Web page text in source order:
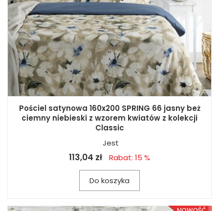
Pościel satynowa 160x200 SPRING 66 jasny beż
ciemny niebieski z wzorem kwiatów z kolekcji
Classic
Jest
113,04 zł Rabat: 15 %
Do koszyka